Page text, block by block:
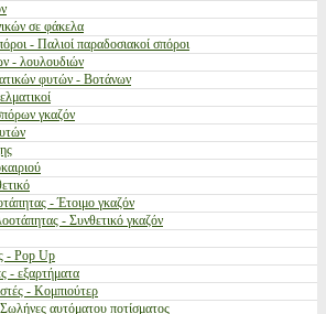
σε φάκελα
- Παλιοί παραδοσιακοί σπόροι
- λουλουδιών
φυτών - Βοτάνων
γκαζόν
- Έτοιμο γκαζόν
- Συνθετικό γκαζόν
- Pop Up
- εξαρτήματα
- Κομπιούτερ
αυτόματου ποτίσματος